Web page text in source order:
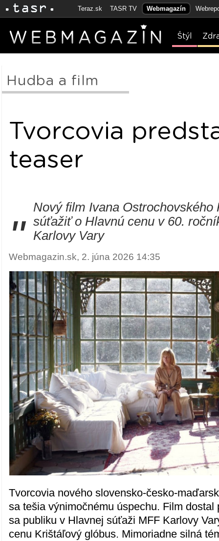
Teraz.sk TASR TV Webmagazín
Štýl
Hudba a film
Tvorcovia
teaser
"
Nový film Ivana Ostrochovského
súťažiť o Hlavnú cenu v 60.
Karlovy Vary
Webmagazin.sk, 2. júna 2026 14:35
Tvorcovia nového slovensko-česko-
sa tešia výnimočnému úspechu. Film
sa publiku v Hlavnej súťaži MFF Karlovy
cenu Krištáľový glóbus. Mimoriadne silná